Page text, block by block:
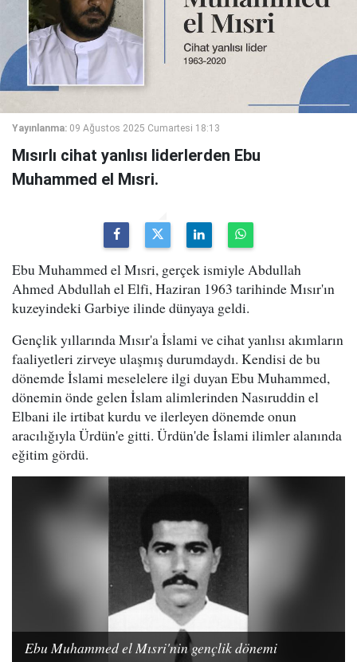
Yayınlanma: 09 Ağustos 2025 Cumartesi 18:13
Mısırlı cihat yanlısı liderlerden Ebu
Muhammed el Mısri.
Ebu Muhammed el Mısri, gerçek ismiyle Abdullah
Ahmed Abdullah el Elfi, Haziran 1963 tarihinde Mısır'ın
kuzeyindeki Garbiye ilinde dünyaya geldi.
Gençlik yıllarında Mısır'a İslami ve cihat yanlısı akımların
faaliyetleri zirveye ulaşmış durumdaydı. Kendisi de bu
dönemde İslami meselelere ilgi duyan Ebu Muhammed,
dönemin önde gelen İslam alimlerinden Nasıruddin el
Elbani ile irtibat kurdu ve ilerleyen dönemde onun
aracılığıyla Ürdün'e gitti. Ürdün'de İslami ilimler alanında
eğitim gördü.
Ebu Muhammed el Mısri'nin gençlik dönemi